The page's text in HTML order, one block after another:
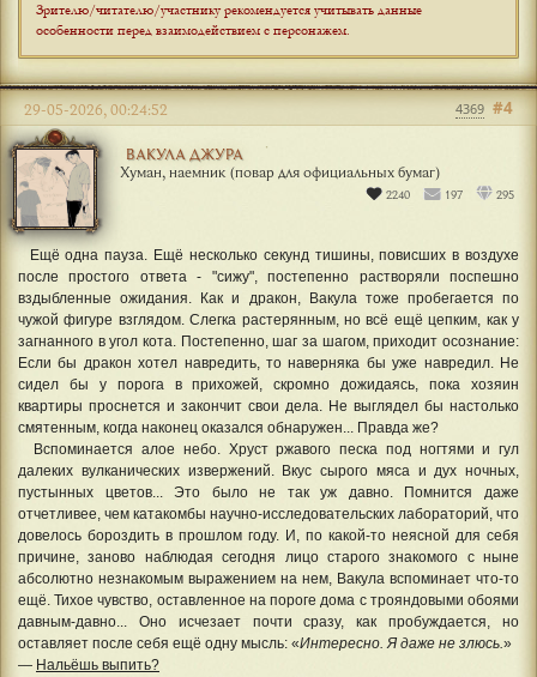
Зрителю/читателю/участнику рекомендуется учитывать данные
особенности перед взаимодействием с персонажем
ВАКУЛА ДЖУРА
Хуман, наемник (повар для официальных бумаг)
2240 197 295
#4
29-05-2026, 00:24:52 4369
Ещё одна пауза. Ещё несколько секунд тишины, повисших в воздухе
после простого ответа - "сижу", постепенно растворяли поспешно
вздыбленные ожидания. Как и дракон, Вакула тоже пробегается по
чужой фигуре взглядом. Слегка растерянным, но всё ещё цепким, как у
загнанного в угол кота. Постепенно, шаг за шагом, приходит осознание:
Если бы дракон хотел навредить, то наверняка бы уже навредил. Не
сидел бы у порога в прихожей, скромно дожидаясь, пока хозяин
квартиры проснется и закончит свои дела. Не выглядел бы настолько
смятенным, когда наконец оказался обнаружен... Правда же?
Вспоминается алое небо. Хруст ржавого песка под ногтями и гул
далеких вулканических извержений. Вкус сырого мяса и дух ночных,
пустынных цветов... Это было не так уж давно. Помнится даже
отчетливее, чем катакомбы научно-исследовательских лабораторий, что
довелось бороздить в прошлом году. И, по какой-то неясной для себя
причине, заново наблюдая сегодня лицо старого знакомого с ныне
абсолютно незнакомым выражением на нем, Вакула вспоминает что-то
ещё. Тихое чувство, оставленное на пороге дома с трояндовыми обоями
давным-давно... Оно исчезает почти сразу, как пробуждается, но
оставляет после себя ещё одну мысль: «Интересно. Я даже не злюсь.»
— Нальёшь выпить?